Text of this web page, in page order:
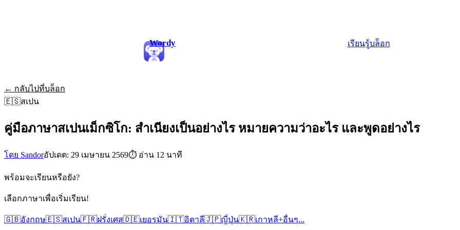
Wordy เรียนรู้บล็อก
← กลับไปที่บล็อก
🇪🇸สเปน
คู่มือภาษาสเปนเม็กซิโก: สำเนียงเป็นอย่างไร หมายความว่าอะไร และพูดอย่างไร
โดย Sandorอัปเดต: 29 เมษายน 2569⏱ อ่าน 12 นาที
พร้อมจะเรียนหรือยัง?
เลือกภาษาเพื่อเริ่มเรียน!
🇬🇧อังกฤษ🇪🇸สเปน🇫🇷ฝรั่งเศส🇩🇪เยอรมัน🇮🇹อิตาลี🇯🇵ญี่ปุ่น🇰🇷เกาหลี+อื่นๆ...